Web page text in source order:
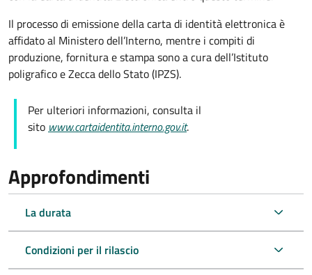
Il processo di emissione della carta di identità elettronica è
affidato al Ministero dell’Interno, mentre i compiti di
produzione, fornitura e stampa sono a cura dell’Istituto
poligrafico e Zecca dello Stato (IPZS).
Per ulteriori informazioni, consulta il
sito www.cartaidentita.interno.gov.it.
Approfondimenti
La durata
Condizioni per il rilascio